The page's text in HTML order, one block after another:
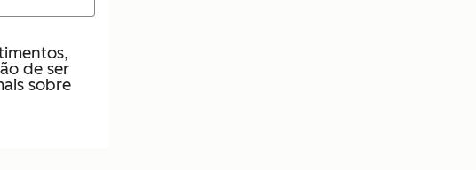
de ser
sobre